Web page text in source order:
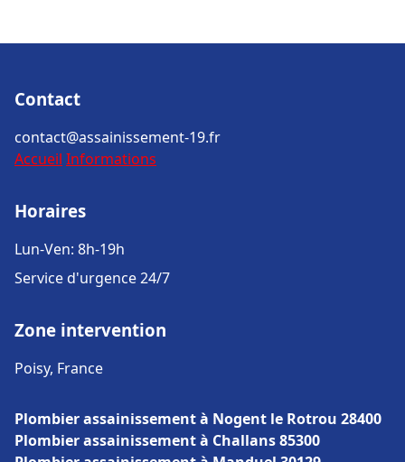
Contact
contact@assainissement-19.fr
Accueil Informations
Horaires
Lun-Ven: 8h-19h
Service d'urgence 24/7
Zone intervention
Poisy, France
Plombier assainissement à Nogent le Rotrou 28400
Plombier assainissement à Challans 85300